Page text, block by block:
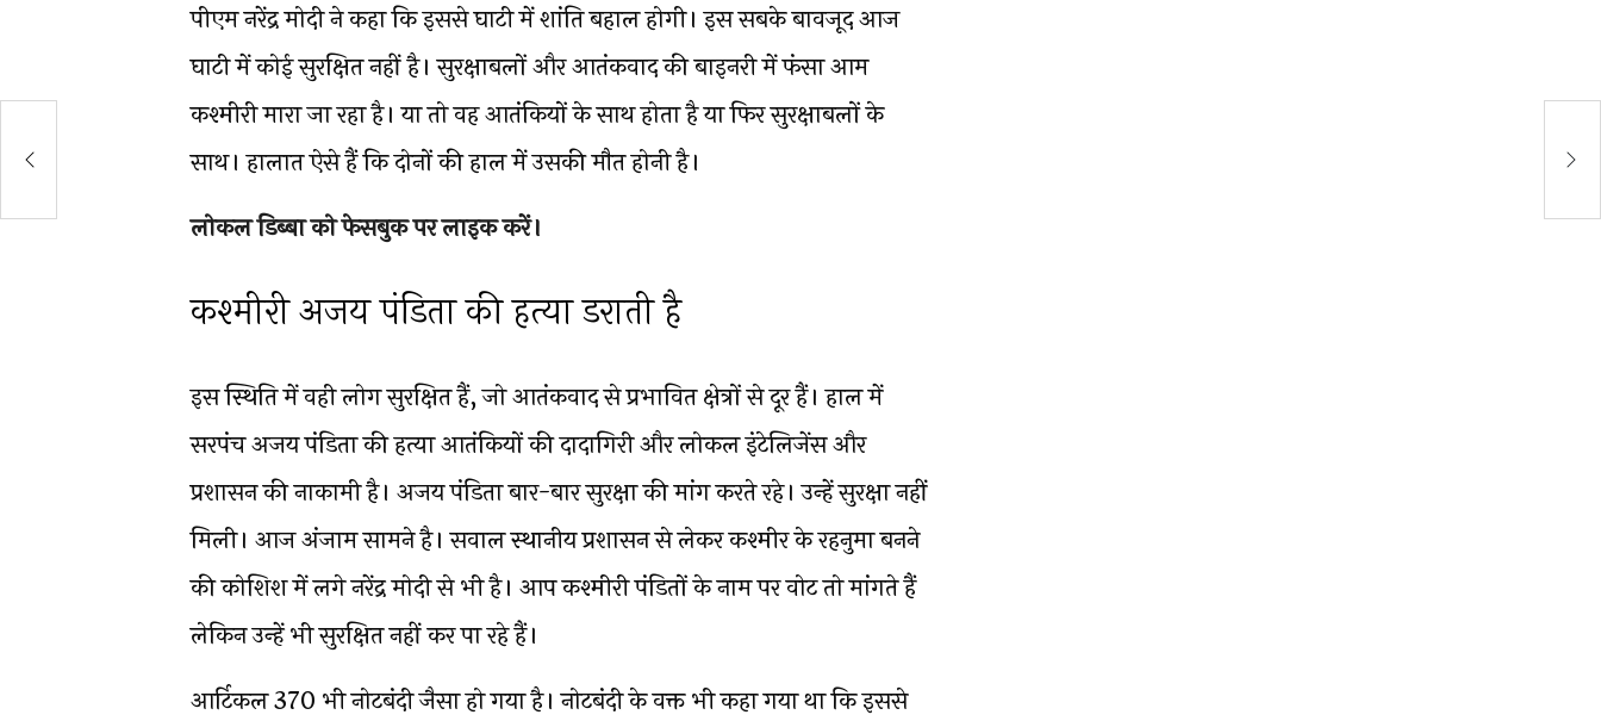
पीएम नरेंद्र मोदी ने कहा कि इससे घाटी में शांति बहाल होगी। इस सबके बावजूद आज
घाटी में कोई सुरक्षित नहीं है। सुरक्षाबलों और आतंकवाद की बाइनरी में फंसा आम
कश्मीरी मारा जा रहा है। या तो वह आतंकियों के साथ होता है या फिर सुरक्षाबलों के
साथ। हालात ऐसे हैं कि दोनों की हाल में उसकी मौत होनी है।
लोकल डिब्बा को फेसबुक पर लाइक करें।
कश्मीरी अजय पंडिता की हत्या डराती है
इस स्थिति में वही लोग सुरक्षित हैं, जो आतंकवाद से प्रभावित क्षेत्रों से दूर हैं। हाल में
सरपंच अजय पंडिता की हत्या आतंकियों की दादागिरी और लोकल इंटेलिजेंस और
प्रशासन की नाकामी है। अजय पंडिता बार-बार सुरक्षा की मांग करते रहे। उन्हें सुरक्षा नहीं
मिली। आज अंजाम सामने है। सवाल स्थानीय प्रशासन से लेकर कश्मीर के रहनुमा बनने
की कोशिश में लगे नरेंद्र मोदी से भी है। आप कश्मीरी पंडितों के नाम पर वोट तो मांगते हैं
लेकिन उन्हें भी सुरक्षित नहीं कर पा रहे हैं।
आर्टिकल 370 भी नोटबंदी जैसा हो गया है। नोटबंदी के वक्त भी कहा गया था कि इससे